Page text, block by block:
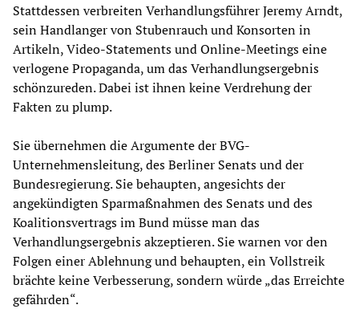
Stattdessen verbreiten Verhandlungsführer Jeremy Arndt,
sein Handlanger von Stubenrauch und Konsorten in
Artikeln, Video-Statements und Online-Meetings eine
verlogene Propaganda, um das Verhandlungsergebnis
schönzureden. Dabei ist ihnen keine Verdrehung der
Fakten zu plump.
Sie übernehmen die Argumente der BVG-
Unternehmensleitung, des Berliner Senats und der
Bundesregierung. Sie behaupten, angesichts der
angekündigten Sparmaßnahmen des Senats und des
Koalitionsvertrags im Bund müsse man das
Verhandlungsergebnis akzeptieren. Sie warnen vor den
Folgen einer Ablehnung und behaupten, ein Vollstreik
brächte keine Verbesserung, sondern würde „das Erreichte
gefährden“.